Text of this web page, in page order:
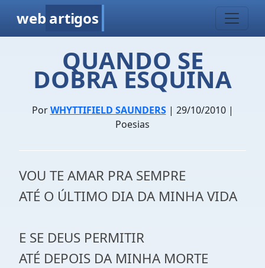
web artigos
QUANDO SE
DOBRA ESQUINA
PorWHYTTIFIELD SAUNDERS| 29/10/2010 |
Poesias
VOU TE AMAR PRA SEMPRE
ATÉ O ÚLTIMO DIA DA MINHA VIDA
E SE DEUS PERMITIR
ATÉ DEPOIS DA MINHA MORTE